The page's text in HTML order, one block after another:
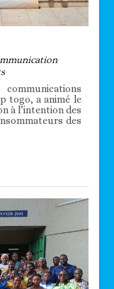
togo, a animé le
à l’intention des
des